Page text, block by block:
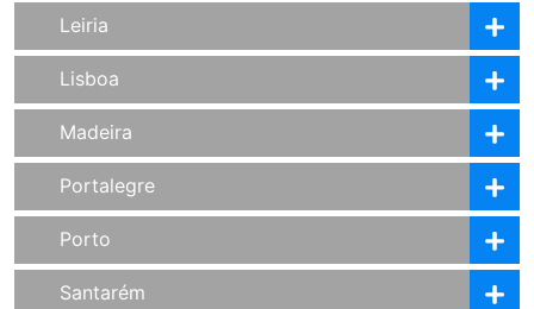
Leiria
Lisboa
Madeira
Portalegre
Porto
Santarém